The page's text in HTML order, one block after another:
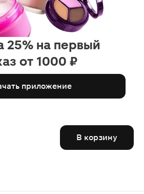
25% на первый
от 1000 ₽
приложение
В корзину